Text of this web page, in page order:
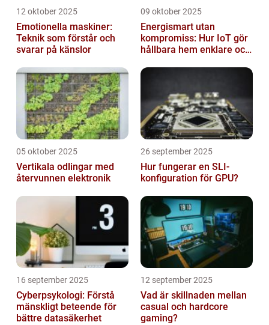
12 oktober 2025
Emotionella maskiner:
Teknik som förstår och
svarar på känslor
09 oktober 2025
Energismart utan
kompromiss: Hur IoT gör
hållbara hem enklare och
05 oktober 2025
Vertikala odlingar med
återvunnen elektronik
26 september 2025
Hur fungerar en SLI-
konfiguration för GPU?
16 september 2025
Cyberpsykologi: Förstå
mänskligt beteende för
bättre datasäkerhet
12 september 2025
Vad är skillnaden mellan
casual och hardcore
gaming?